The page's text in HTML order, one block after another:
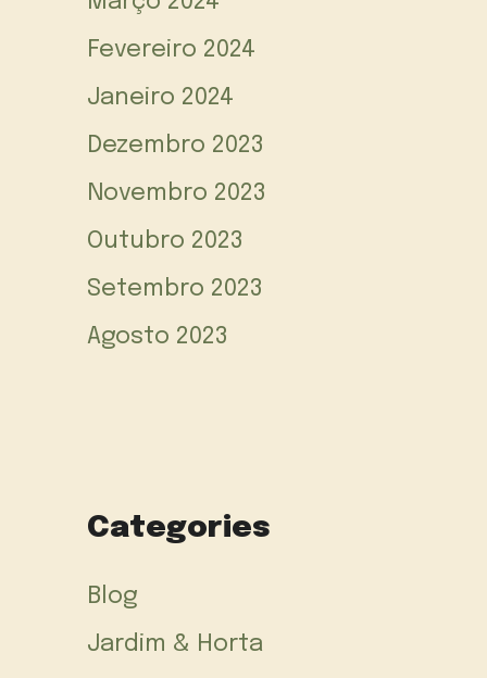
Fevereiro 2024
Janeiro 2024
Dezembro 2023
Novembro 2023
Outubro 2023
Setembro 2023
Agosto 2023
Categories
Blog
Jardim & Horta